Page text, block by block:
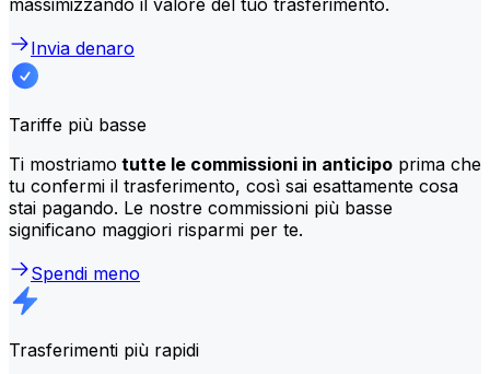
Invia denaro
Tariffe più basse
Ti mostriamo tutte le commissioni in anticipo prima che
tu confermi il trasferimento, così sai esattamente cosa
stai pagando. Le nostre commissioni più basse
significano maggiori risparmi per te.
Spendi meno
Trasferimenti più rapidi